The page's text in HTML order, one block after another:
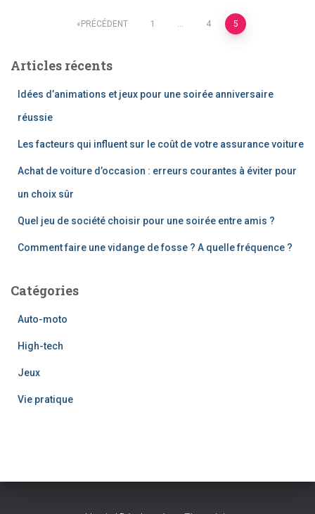
Pagination
des
publications
PRÉCÉDENT 1 4 5
Articles récents
Idées d’animations et jeux pour une soirée anniversaire
réussie
Les facteurs qui influent sur le coût de votre assurance voiture
Achat de voiture d’occasion : erreurs courantes à éviter pour
un choix sûr
Quel jeu de société choisir pour une soirée entre amis ?
Comment faire une vidange de fosse ? A quelle fréquence ?
Catégories
Auto-moto
High-tech
Jeux
Vie pratique